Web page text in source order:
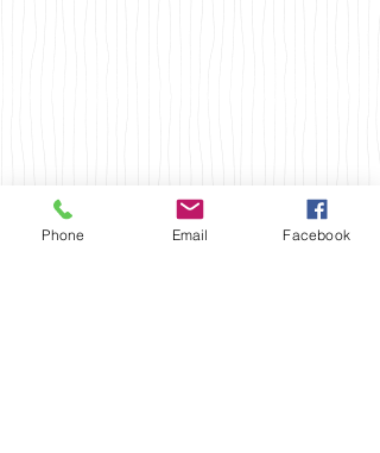
Venta AUDIOLIBR
Phone Email Facebook